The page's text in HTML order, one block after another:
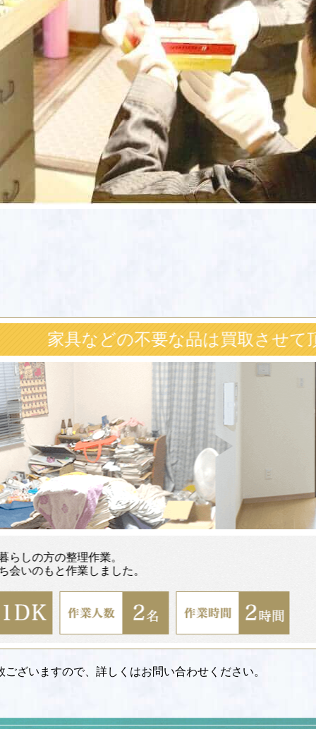
不要な品は買取させて頂きました
。
ざいますので、詳しくはお問い合わせください。